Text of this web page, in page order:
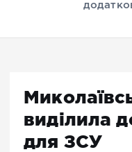
виділила
для ЗСУ